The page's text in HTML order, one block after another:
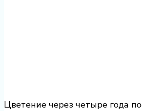
Цветение через четыре года